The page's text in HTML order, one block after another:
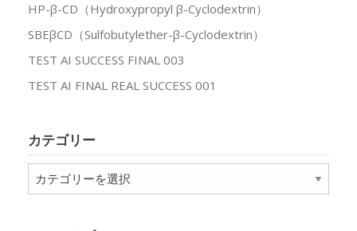
HP-β-CD（Hydroxypropyl β-Cyclodextrin）
SBEβCD（Sulfobutylether-β-Cyclodextrin）
TEST AI SUCCESS FINAL 003
TEST AI FINAL REAL SUCCESS 001
カテゴリー
テ